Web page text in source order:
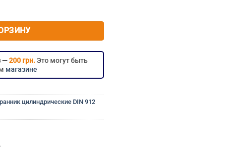
шестигранник м16х240 с цилиндрической головкой нержавеющий
—200 грн.Это могут быть
магазине
цилиндрические DIN 912